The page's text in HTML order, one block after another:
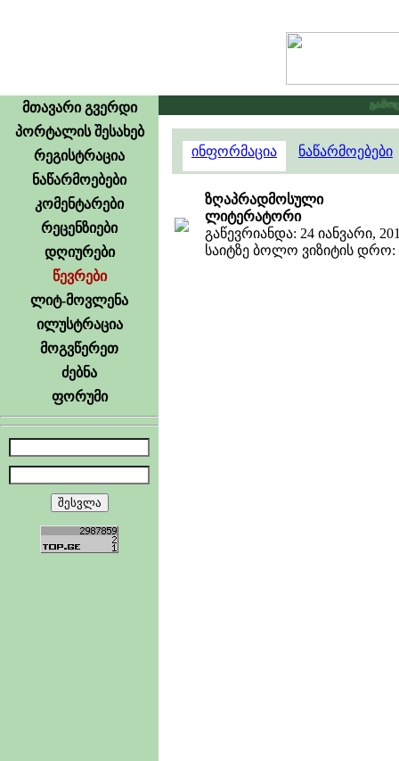
მთავარი გვერდი
პორტალის შესახებ
რეგისტრაცია
ნაწარმოებები
კომენტარები
რეცენზიები
დღიურები
წევრები
ლიტ-მოვლენა
ილუსტრაცია
მოგვწერეთ
ძებნა
ფორუმი
ინფორმაცია ნაწარმოებები
ზღაპრადმოსული
ლიტერატორი
გაწევრიანდა: 24 იანვარი,
საიტზე ბოლო ვიზიტის დრო: